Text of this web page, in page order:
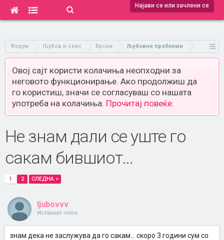
Најави се или зачлени се
Форум Љубов и секс Врски Љубовни проблеми
Овој сајт користи колачиња неопходни за
неговото функционирање. Ако продолжиш да
го користиш, значи се согласуваш со нашата
употреба на колачиња. Прочитај повеќе.
Не знам дали се уште го
сакам бившиот...
1 2 СЛЕДНА >
ljubovvv
Истакнат член
знам дека не заслужува да го сакам... скоро 3 години сум со